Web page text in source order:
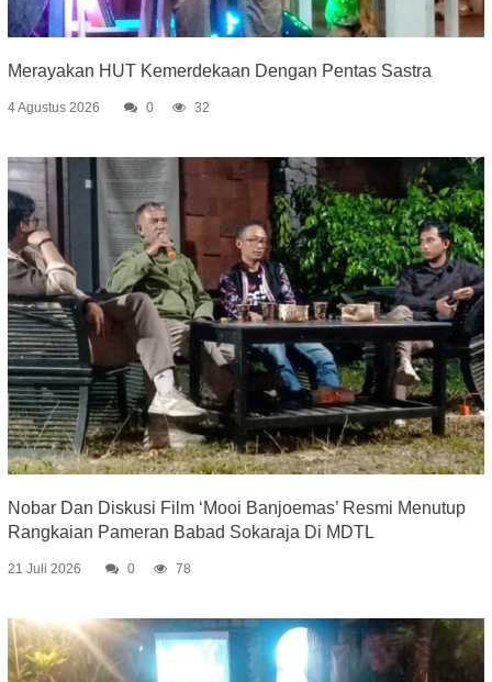
Merayakan HUT Kemerdekaan Dengan Pentas Sastra
4 Agustus 2026 0 32
Nobar Dan Diskusi Film ‘Mooi Banjoemas’ Resmi Menutup
Rangkaian Pameran Babad Sokaraja Di MDTL
21 Juli 2026 0 78